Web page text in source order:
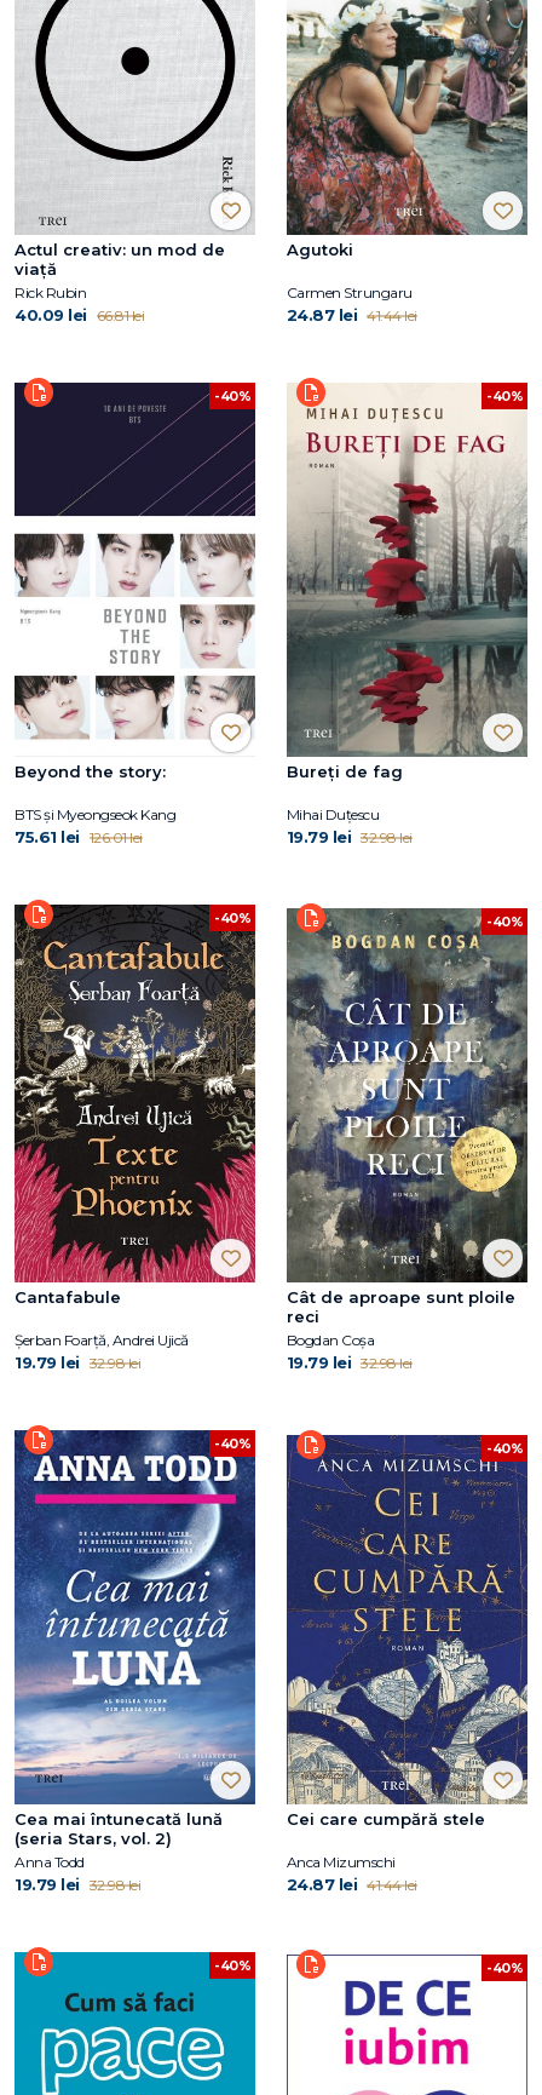
Actul creativ: un mod de
viață
Rick Rubin
40.09 lei 66.81 lei
Agutoki
Carmen Strungaru
24.87 lei 41.44 lei
-40%
Beyond the story:
BTS și Myeongseok Kang
75.61 lei 126.01 lei
-40%
Bureți de fag
Mihai Duțescu
19.79 lei 32.98 lei
-40%
Cantafabule
Șerban Foarță, Andrei Ujică
19.79 lei 32.98 lei
-40%
Cât de aproape sunt ploile
reci
Bogdan Coșa
19.79 lei 32.98 lei
-40%
Cea mai întunecată lună
(seria Stars, vol. 2)
Anna Todd
19.79 lei 32.98 lei
-40%
Cei care cumpără stele
Anca Mizumschi
24.87 lei 41.44 lei
-40% -40%